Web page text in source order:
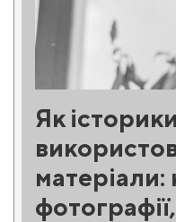
Як
матеріали: